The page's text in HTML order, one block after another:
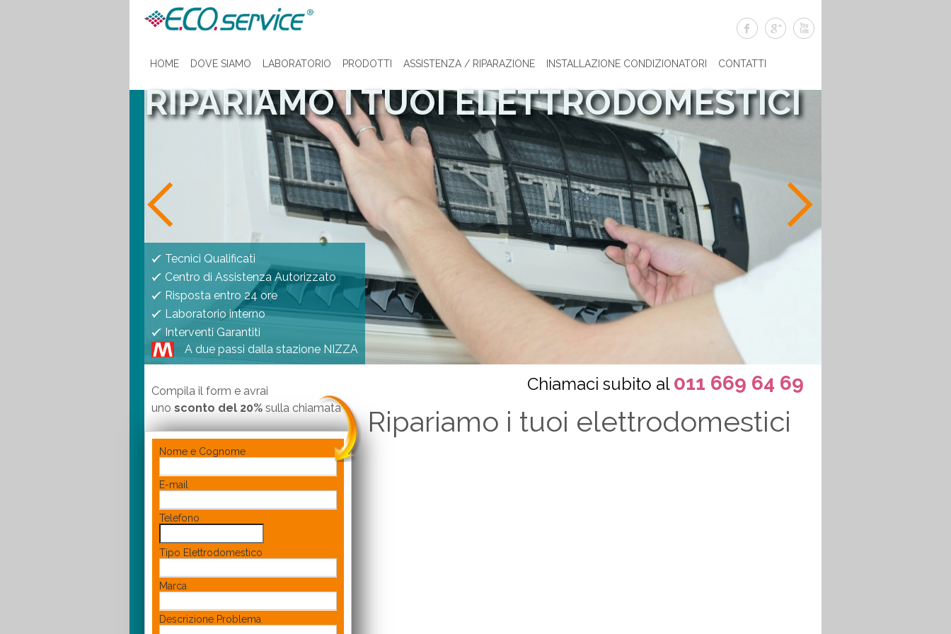
HOME DOVE SIAMO LABORATORIO PRODOTTI ASSISTENZA / RIPARAZIONE INSTALLAZIONE CONDIZIONATORI CONTATTI
RIPARIAMO I TUOI ELETTRODOMESTICI
ASSISTENZA QUALIFICATA
Tecnici Qualificati
Centro di Assistenza Autorizzato
Risposta entro 24 ore
Laboratorio interno
Interventi Garantiti
A due passi dalla stazione NIZZA
Chiamaci subito al 011 669 64 69
Ripariamo i tuoi elettrodomestici
Compila il form e avrai
uno sconto del 20% sulla chiamata
Nome e Cognome
E-mail
Telefono
Tipo Elettrodomestico
Marca
Descrizione Problema